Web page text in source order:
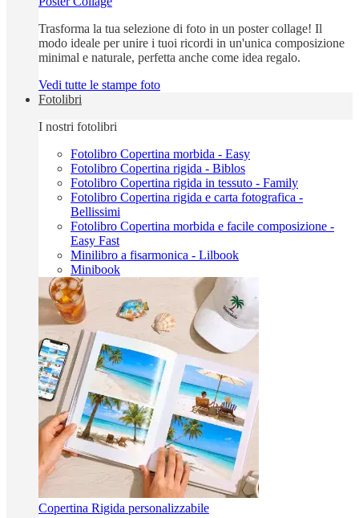
Trasforma la tua selezione di foto in un poster collage! Il
modo ideale per unire i tuoi ricordi in un'unica composizione
minimal e naturale, perfetta anche come idea regalo.
Vedi tutte le stampe foto
Fotolibri
I nostri fotolibri
Fotolibro Copertina morbida - Easy
Fotolibro Copertina rigida - Biblos
Fotolibro Copertina rigida in tessuto - Family
Fotolibro Copertina rigida e carta fotografica -
Bellissimi
Fotolibro Copertina morbida e facile composizione -
Easy Fast
Minilibro a fisarmonica - Lilbook
Minibook
Copertina Rigida personalizzabile